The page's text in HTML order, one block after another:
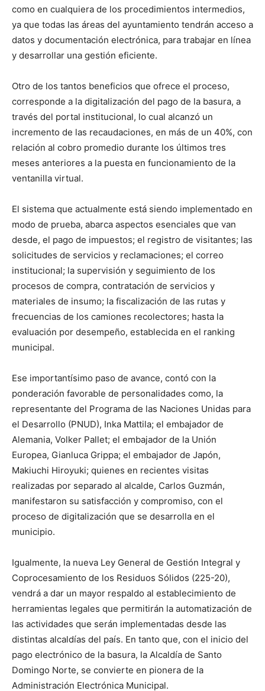
como en cualquiera de los procedimientos intermedios,
ya que todas las áreas del ayuntamiento tendrán acceso a
datos y documentación electrónica, para trabajar en línea
y desarrollar una gestión eficiente.
Otro de los tantos beneficios que ofrece el proceso,
corresponde a la digitalización del pago de la basura, a
través del portal institucional, lo cual alcanzó un
incremento de las recaudaciones, en más de un 40%, con
relación al cobro promedio durante los últimos tres
meses anteriores a la puesta en funcionamiento de la
ventanilla virtual.
El sistema que actualmente está siendo implementado en
modo de prueba, abarca aspectos esenciales que van
desde, el pago de impuestos; el registro de visitantes; las
solicitudes de servicios y reclamaciones; el correo
institucional; la supervisión y seguimiento de los
procesos de compra, contratación de servicios y
materiales de insumo; la fiscalización de las rutas y
frecuencias de los camiones recolectores; hasta la
evaluación por desempeño, establecida en el ranking
municipal.
Ese importantísimo paso de avance, contó con la
ponderación favorable de personalidades como, la
representante del Programa de las Naciones Unidas para
el Desarrollo (PNUD), Inka Mattila; el embajador de
Alemania, Volker Pallet; el embajador de la Unión
Europea, Gianluca Grippa; el embajador de Japón,
Makiuchi Hiroyuki; quienes en recientes visitas
realizadas por separado al alcalde, Carlos Guzmán,
manifestaron su satisfacción y compromiso, con el
proceso de digitalización que se desarrolla en el
municipio.
Igualmente, la nueva Ley General de Gestión Integral y
Coprocesamiento de los Residuos Sólidos (225-20),
vendrá a dar un mayor respaldo al establecimiento de
herramientas legales que permitirán la automatización de
las actividades que serán implementadas desde las
distintas alcaldías del país. En tanto que, con el inicio del
pago electrónico de la basura, la Alcaldía de Santo
Domingo Norte, se convierte en pionera de la
Administración Electrónica Municipal.